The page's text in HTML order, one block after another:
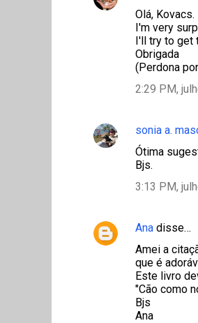
Olá, Kovacs.
I'm very
I'll try to get
Obrigada
(Perdona
2:29 PM,
sonia a.
Ótima
Bjs.
3:13 PM,
Ana disse…
Amei a
que é
Este livro
"Cão como
Bjs
Ana